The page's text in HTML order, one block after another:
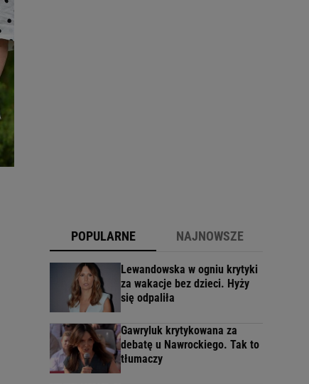
POPULARNE NAJNOWSZE
Lewandowska w ogniu krytyki
za wakacje bez dzieci. Hyży
się odpaliła
Gawryluk krytykowana za
debatę u Nawrockiego. Tak to
tłumaczy